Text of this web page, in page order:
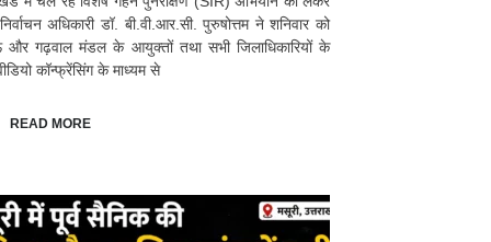
अधिकारी डॉ. बी.वी.आर.सी. पुरुषोत्तम ने शनिवार को
और गढ़वाल मंडल के आयुक्तों तथा सभी जिलाधिकारियों के
कॉन्फ्रेंसिंग के माध्यम से
READ MORE